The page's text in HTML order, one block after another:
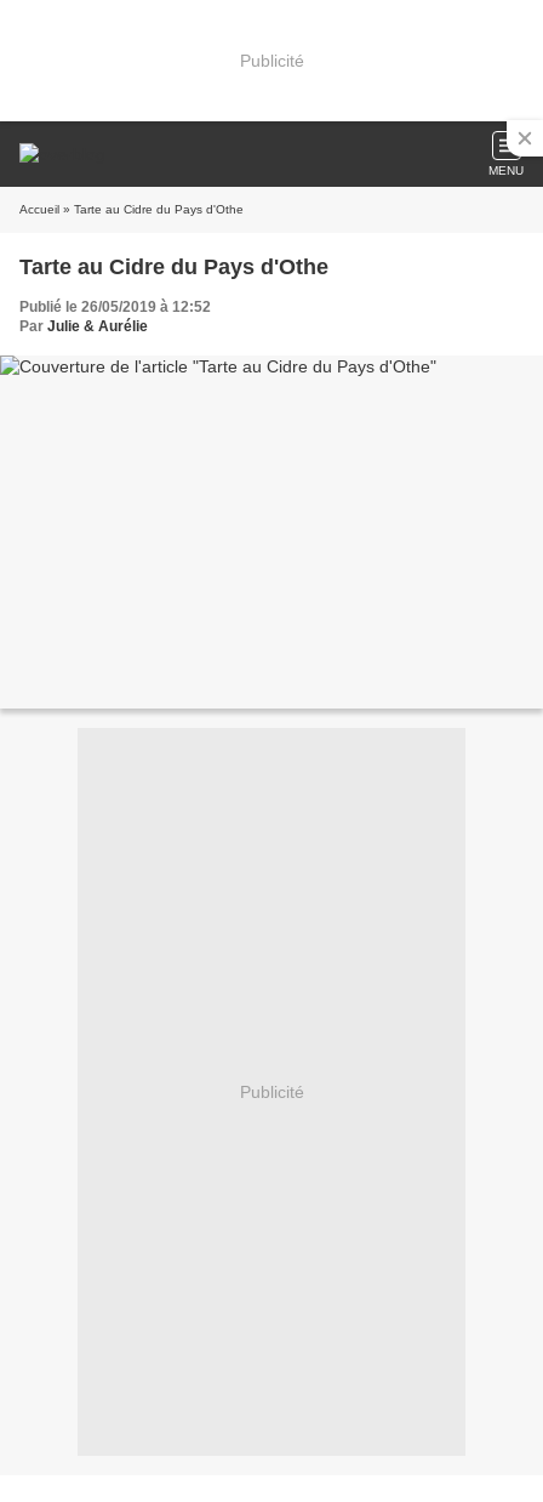
Publicité
MENU
Accueil » Tarte au Cidre du Pays d'Othe
Tarte au Cidre du Pays d'Othe
Publié le 26/05/2019 à 12:52
Par Julie & Aurélie
Publicité